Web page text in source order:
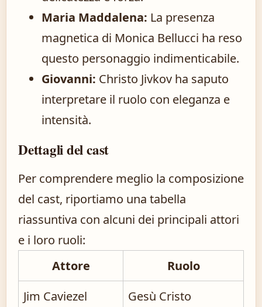
Maria Maddalena: La presenza
magnetica di Monica Bellucci ha reso
questo personaggio indimenticabile.
Giovanni: Christo Jivkov ha saputo
interpretare il ruolo con eleganza e
intensità.
Dettagli del cast
Per comprendere meglio la composizione
del cast, riportiamo una tabella
riassuntiva con alcuni dei principali attori
e i loro ruoli:
Attore
Ruolo
Jim Caviezel
Gesù Cristo